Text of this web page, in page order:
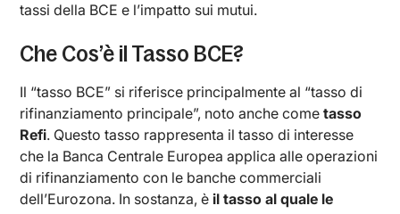
tassi della BCE e l’impatto sui mutui.
Che Cos’è il Tasso BCE?
Il “tasso BCE” si riferisce principalmente al “tasso di
rifinanziamento principale”, noto anche cometasso
Refi. Questo tasso rappresenta il tasso di interesse
che la Banca Centrale Europea applica alle operazioni
di rifinanziamento con le banche commerciali
dell’Eurozona. In sostanza, è il tasso al quale le